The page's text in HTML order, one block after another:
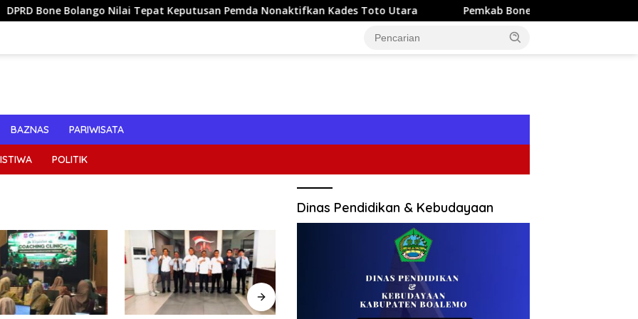
Bolango Nilai Tepat Keputusan Pemda Nonaktifkan Kades Toto Utara Pemkab Bone Bolango Perkuat TK Sambut
BAZNAS PARIWISATA
POLITIK
Dinas Pendidikan & Kebudayaan